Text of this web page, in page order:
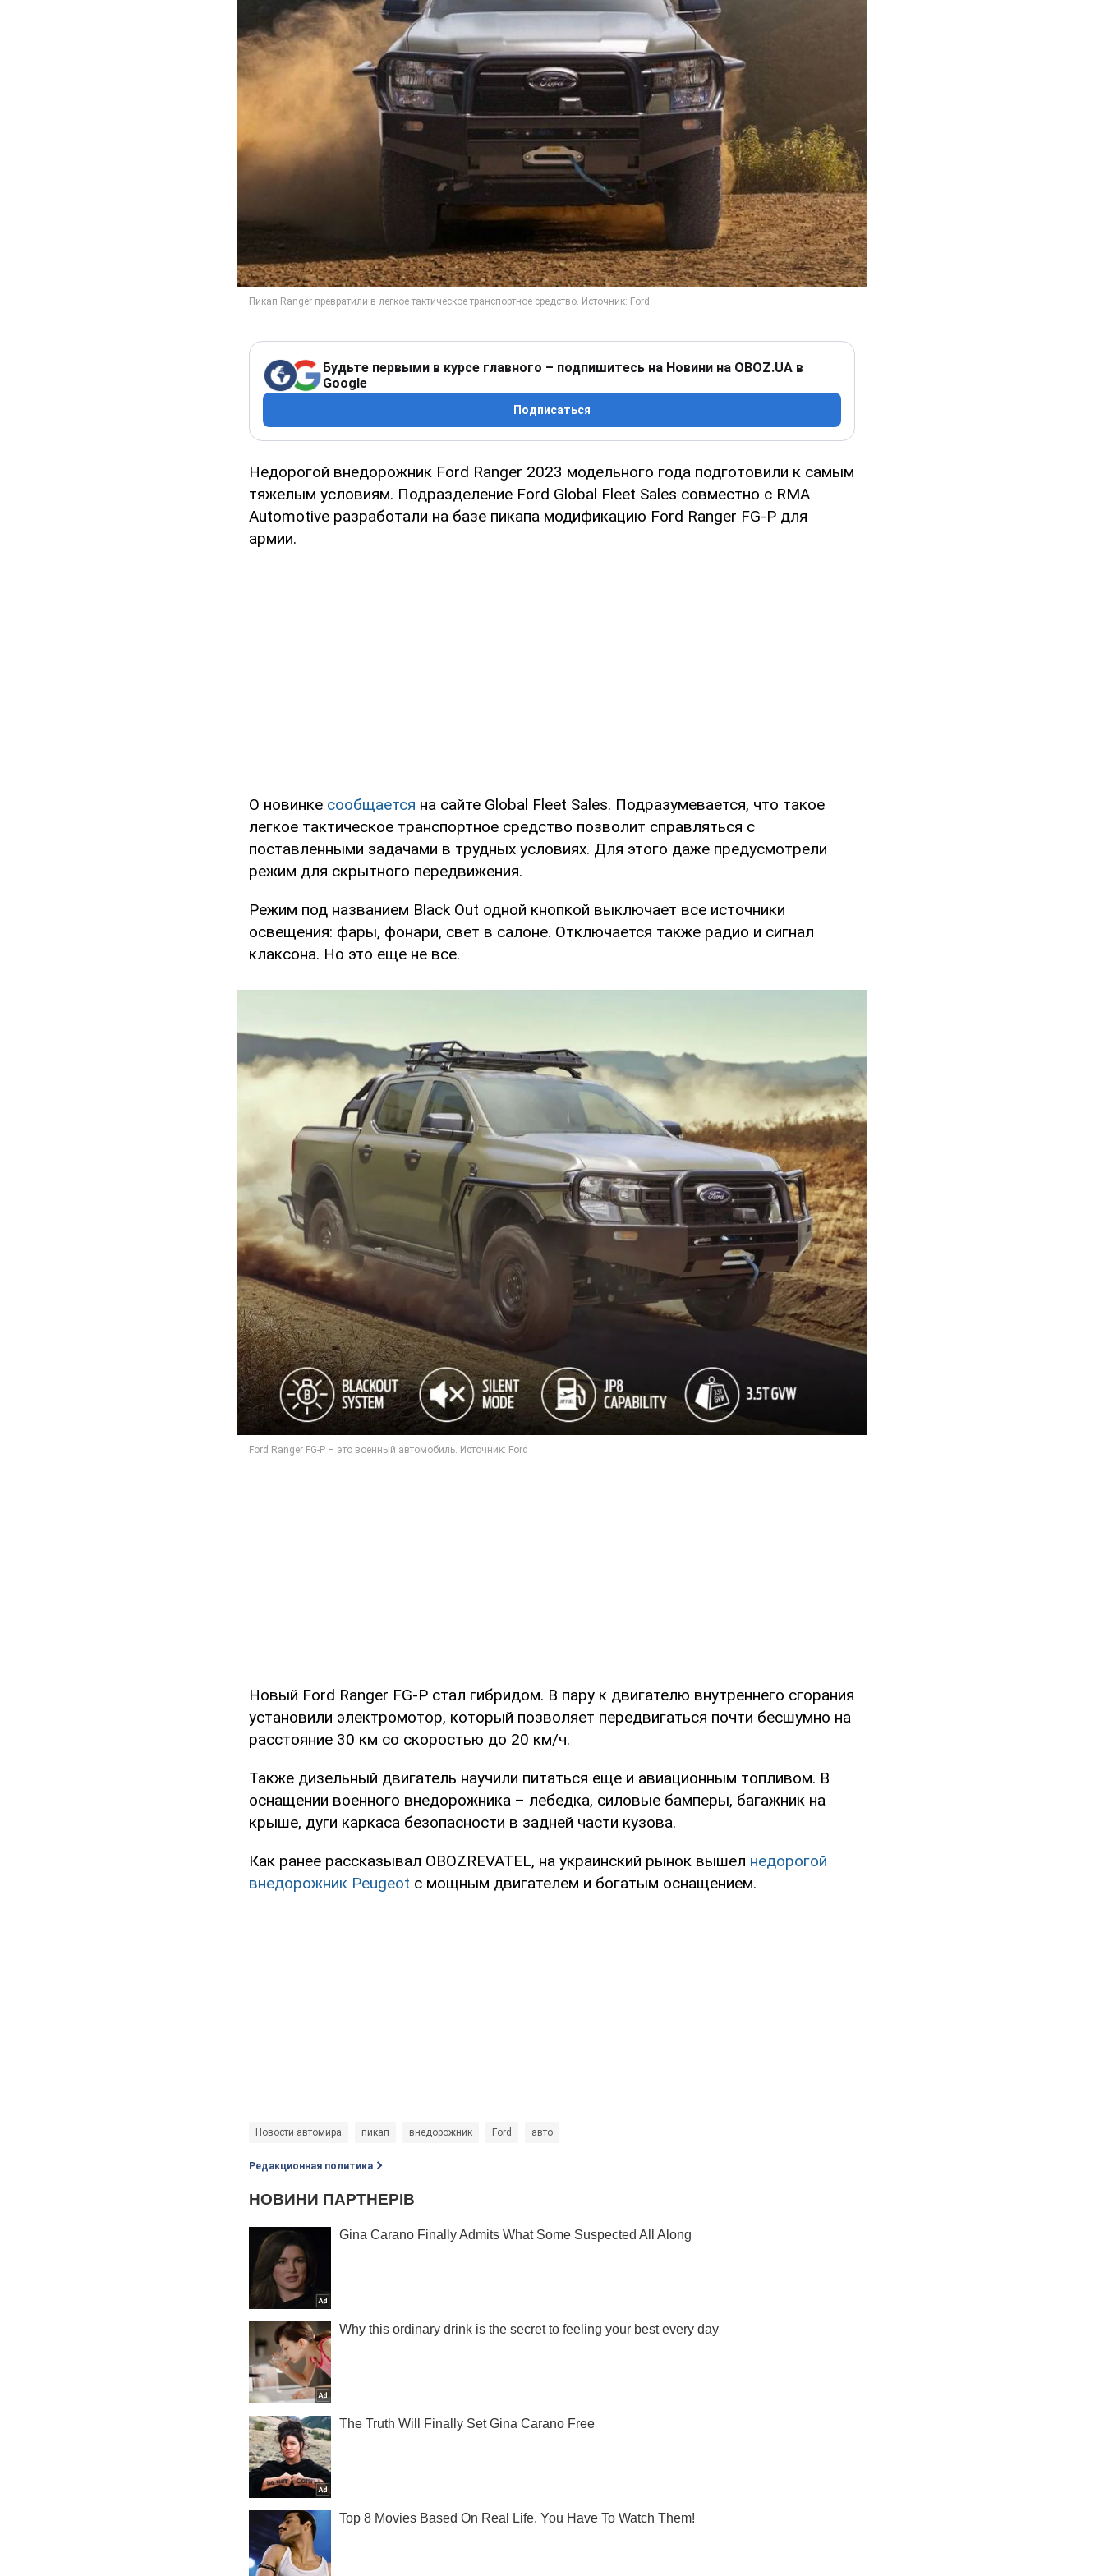
Будьте первыми в курсе главного – подпишитесь на Новини на OBOZ.UA в
Google
Подписаться
Недорогой внедорожник Ford Ranger 2023 модельного года подготовили к самым
тяжелым условиям. Подразделение Ford Global Fleet Sales совместно с RMA
Automotive разработали на базе пикапа модификацию Ford Ranger FG-P для
армии.
О новинке сообщается на сайте Global Fleet Sales. Подразумевается, что такое
легкое тактическое транспортное средство позволит справляться с
поставленными задачами в трудных условиях. Для этого даже предусмотрели
режим для скрытного передвижения.
Режим под названием Black Out одной кнопкой выключает все источники
освещения: фары, фонари, свет в салоне. Отключается также радио и сигнал
клаксона. Но это еще не все.
Новый Ford Ranger FG-P стал гибридом. В пару к двигателю внутреннего сгорания
установили электромотор, который позволяет передвигаться почти бесшумно на
расстояние 30 км со скоростью до 20 км/ч.
Также дизельный двигатель научили питаться еще и авиационным топливом. В
оснащении военного внедорожника – лебедка, силовые бамперы, багажник на
крыше, дуги каркаса безопасности в задней части кузова.
Как ранее рассказывал OBOZREVATEL, на украинский рынок вышел недорогой
внедорожник Peugeot с мощным двигателем и богатым оснащением.
Новости автомира пикап внедорожник Ford авто
Редакционная политика